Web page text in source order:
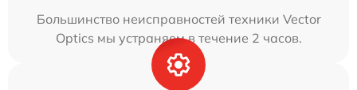
Большинство неисправностей техники Vector
Optics мы устраняем в течение 2 часов.